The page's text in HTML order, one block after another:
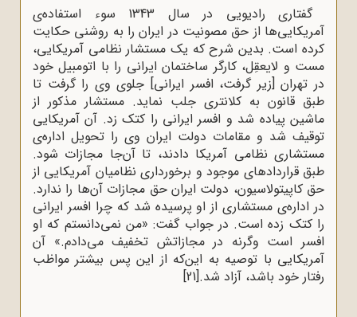
گفتارى رادیویى در سال 1343 سوء استفاده‌ى
آمریکایى‌ها از حق مصونیت در ایران را به روشنى حکایت
کرده است. بدین شرح که یک مستشار نظامى آمریکایى،
مست و لایعقِل، کارگر ساختمان ایرانى را با اتومبیل خود
در تهران [زیر گرفت، افسر ایرانی] جلوى وى را گرفت تا
طبق قانون به کلانترى جلب نماید. مستشار مذکور از
ماشین پیاده شد و افسر ایرانى را کتک زد. آن آمریکایى
توقیف شد و مقامات دولت ایران وى را تحویل اداره‌ى
مستشارى نظامى آمریکا دادند، تا آن‌جا مجازات شود.
طبق قراردادهاى موجود و برخوردارى نظامیان آمریکایى از
حق کاپیتولاسیون، دولت ایران حق مجازات آن‌ها را ندارد.
در اداره‌ى مستشارى از او پرسیده شد که چرا افسر ایرانى
را کتک زده است. در جواب گفت: «من نمى‌دانستم که او
افسر است وگرنه در مجازاتش تخفیف مى‌دادم.» آن
آمریکایى با توصیه به این‌که از این پس بیشتر مواظب
رفتار خود باشد، آزاد شد.[21]